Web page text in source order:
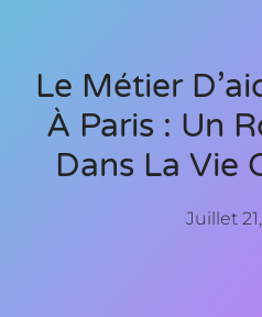
Le Métier
À Paris : Un
Dans La Vie
Juillet